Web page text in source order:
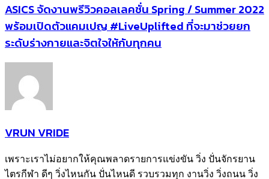
ASICS จัดงานพรีวิวคอลเลคชั่น Spring / Summer 2022
พร้อมเปิดตัวแคมเปญ #LiveUplifted ที่จะมาช่วยยก
ระดับร่างกายและจิตใจให้กับทุกคน
VRUN VRIDE
เพราะเราไม่อยากให้คุณพลาดรายการแข่งขัน วิ่ง ปั่นจักรยาน
ไตรกีฬา ดีๆ วิ่งไหนกัน ปั่นไหนดี รวบรวมทุก งานวิ่ง วิ่งถนน วิ่ง